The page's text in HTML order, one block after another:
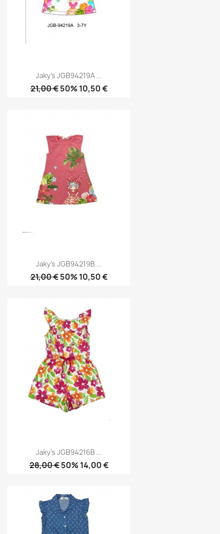
Jaky's JGB94219A ...
21,00 €50% 10,50 €
Jaky's JGB94219B ...
21,00 €50% 10,50 €
Jaky's JGB94216B ...
28,00 €50% 14,00 €